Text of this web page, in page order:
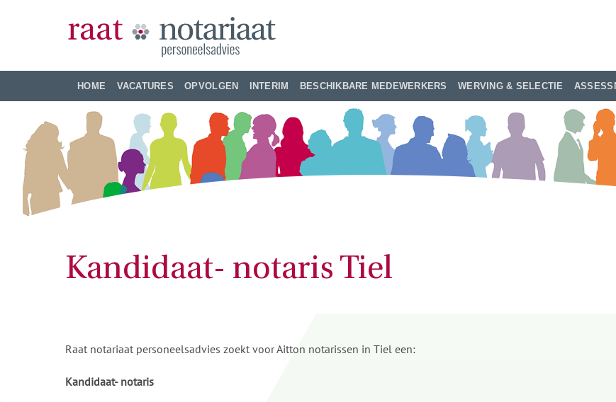
HOME VACATURES OPVOLGEN INTERIM BESCHIKBARE MEDEWERKERS WERVING & SELECTIE
Kandidaat- notaris Tiel
Raat notariaat personeelsadvies zoekt voor Aitton notarissen in Tiel een:
Kandidaat- notaris